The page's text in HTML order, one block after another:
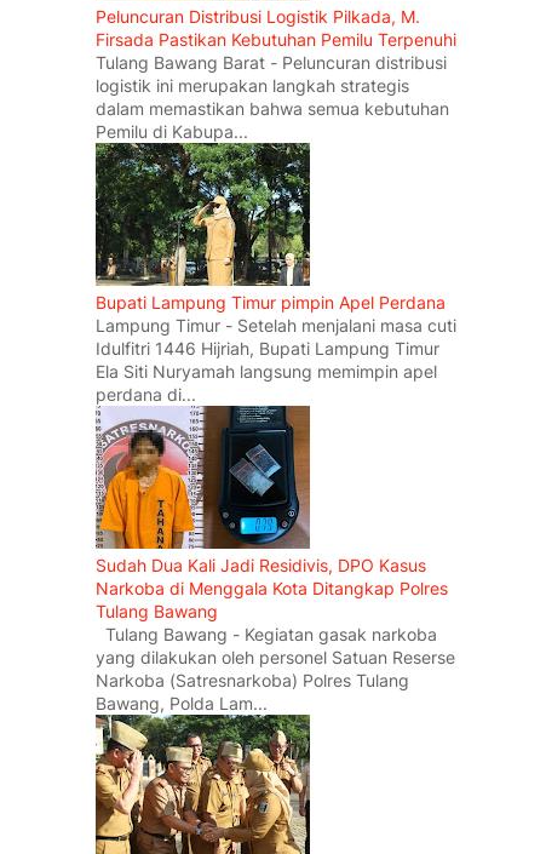
Peluncuran Distribusi Logistik Pilkada, M.
Firsada Pastikan Kebutuhan Pemilu Terpenuhi
Tulang Bawang Barat - Peluncuran distribusi
logistik ini merupakan langkah strategis
dalam memastikan bahwa semua kebutuhan
Pemilu di Kabupa...
Bupati Lampung Timur pimpin Apel Perdana
Lampung Timur - Setelah menjalani masa cuti
Idulfitri 1446 Hijriah, Bupati Lampung Timur
Ela Siti Nuryamah langsung memimpin apel
perdana di...
Sudah Dua Kali Jadi Residivis, DPO Kasus
Narkoba di Menggala Kota Ditangkap Polres
Tulang Bawang
Tulang Bawang - Kegiatan gasak narkoba
yang dilakukan oleh personel Satuan Reserse
Narkoba (Satresnarkoba) Polres Tulang
Bawang, Polda Lam...